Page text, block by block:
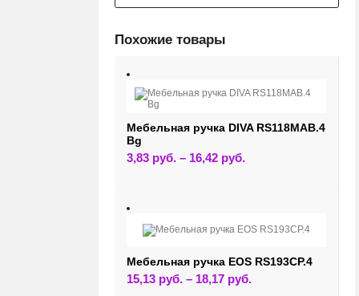
Похожие товары
Мебельная ручка DIVA RS118MAB.4
Bg
3,83 руб. – 16,42 руб.
можно
выбрать
странице
товара.
Мебельная ручка EOS RS193CP.4
15,13 руб. – 18,17 руб.